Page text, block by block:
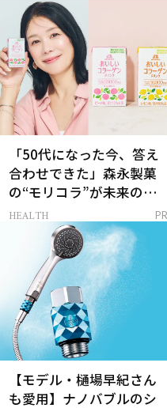
「50代になった今、答え
合わせできた」森永製菓
の“モリコラ”が未来のキ
レイを連れてくる！
HEALTH PR
【モデル・樋場早紀さん
も愛用】ナノバブルのシ